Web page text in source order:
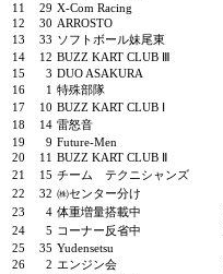
11
29 X-Com Racing
12
30 ARROSTO
13
33 ソフトボール妹尾東
14
12 BUZZ KART CLUB Ⅲ
15
3 DUO ASAKURA
16
1 特殊部隊
17
10 BUZZ KART CLUB Ⅰ
18
14 雷怒音
19
9 Future-Men
20
11 BUZZ KART CLUB Ⅱ
21
15 チーム テクニシャンズ
22
32 ㈱センター分け
23
4 体重増量搭載中
24
5 コーナー反省中
25
35 Yudensetsu
26
2 エンジン会